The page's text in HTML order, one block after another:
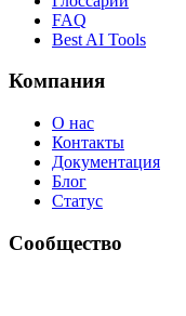
FAQ
Best AI Tools
Компания
О нас
Контакты
Документация
Блог
Статус
Сообщество